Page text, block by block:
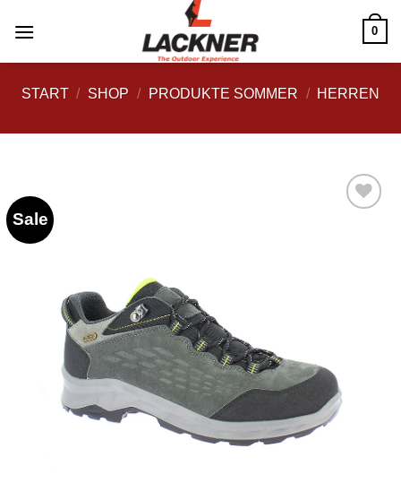
Inhalt
0
START / SHOP / PRODUKTE SOMMER / HERREN
Sale